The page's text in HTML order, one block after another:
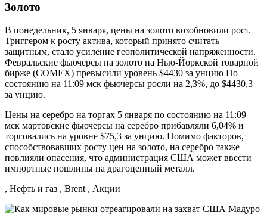
Золото
В понедельник, 5 января, цены на золото возобновили рост.
Триггером к росту актива, который принято считать
защитным, стало усиление геополитической напряженности.
Февральские фьючерсы на золото на Нью-Йоркской товарной
бирже (COMEX) превысили уровень $4430 за унцию По
состоянию на 11:09 мск фьючерсы росли на 2,3%, до $4430,3
за унцию.
Цены на серебро на торгах 5 января по состоянию на 11:09
мск мартовские фьючерсы на серебро прибавляли 6,04% и
торговались на уровне $75,3 за унцию. Помимо факторов,
способствовавших росту цен на золото, на серебро также
повлияли опасения, что администрация США может ввести
импортные пошлины на драгоценный металл.
, Нефть и газ , Brent , Акции